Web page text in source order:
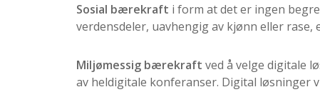
Sosial bærekraft i form at det er ingen
verdensdeler, uavhengig av kjønn eller
Miljømessig bærekraft ved å velge digitale
av heldigitale konferanser. Digital løsninger